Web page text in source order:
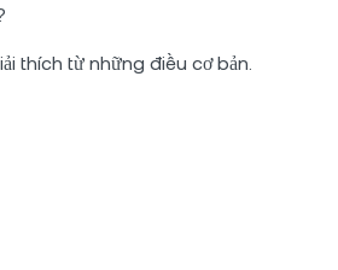
thích từ những điều cơ bản.